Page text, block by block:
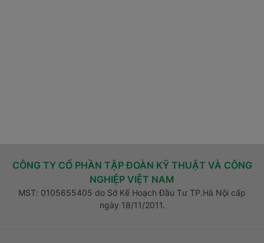
CÔNG TY CỔ PHẦN TẬP ĐOÀN KỸ THUẬT VÀ CÔNG
NGHIỆP VIỆT NAM
MST: 0105655405 do Sở Kế Hoạch Đầu Tư TP.Hà Nội cấp
ngày 18/11/2011.